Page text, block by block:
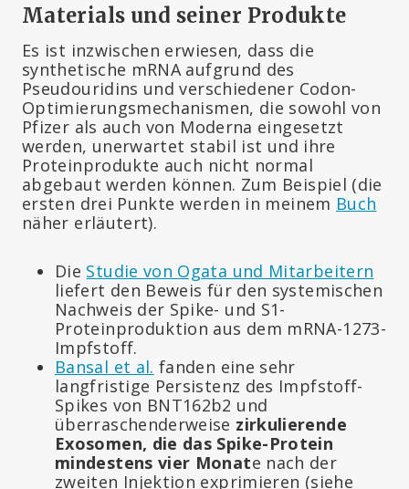
Materials und seiner Produkte
Es ist inzwischen erwiesen, dass die
synthetische mRNA aufgrund des
Pseudouridins und verschiedener Codon-
Optimierungsmechanismen, die sowohl von
Pfizer als auch von Moderna eingesetzt
werden, unerwartet stabil ist und ihre
Proteinprodukte auch nicht normal
abgebaut werden können. Zum Beispiel (die
ersten drei Punkte werden in meinem Buch
näher erläutert).
Die Studie von Ogata und Mitarbeitern
liefert den Beweis für den systemischen
Nachweis der Spike- und S1-
Proteinproduktion aus dem mRNA-1273-
Impfstoff.
Bansal et al. fanden eine sehr
langfristige Persistenz des Impfstoff-
Spikes von BNT162b2 und
überraschenderweise zirkulierende
Exosomen, die das Spike-Protein
mindestens vier Monate nach der
zweiten Injektion exprimieren (siehe